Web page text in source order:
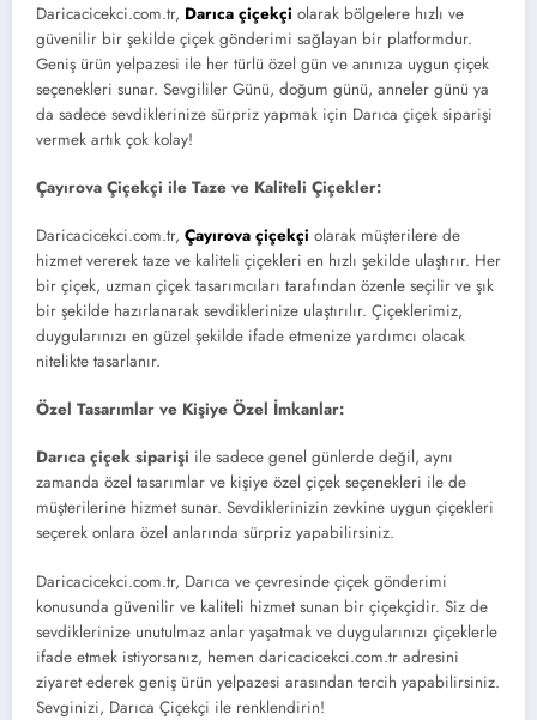
Daricacicekci.com.tr, Darıca çiçekçi olarak bölgelere hızlı ve
güvenilir bir şekilde çiçek gönderimi sağlayan bir platformdur.
Geniş ürün yelpazesi ile her türlü özel gün ve anınıza uygun çiçek
seçenekleri sunar. Sevgililer Günü, doğum günü, anneler günü ya
da sadece sevdiklerinize sürpriz yapmak için Darıca çiçek siparişi
vermek artık çok kolay!
Çayırova Çiçekçi ile Taze ve Kaliteli Çiçekler:
Daricacicekci.com.tr, Çayırova çiçekçi olarak müşterilere de
hizmet vererek taze ve kaliteli çiçekleri en hızlı şekilde ulaştırır. Her
bir çiçek, uzman çiçek tasarımcıları tarafından özenle seçilir ve şık
bir şekilde hazırlanarak sevdiklerinize ulaştırılır. Çiçeklerimiz,
duygularınızı en güzel şekilde ifade etmenize yardımcı olacak
nitelikte tasarlanır.
Özel Tasarımlar ve Kişiye Özel İmkanlar:
Darıca çiçek siparişi ile sadece genel günlerde değil, aynı
zamanda özel tasarımlar ve kişiye özel çiçek seçenekleri ile de
müşterilerine hizmet sunar. Sevdiklerinizin zevkine uygun çiçekleri
seçerek onlara özel anlarında sürpriz yapabilirsiniz.
Daricacicekci.com.tr, Darıca ve çevresinde çiçek gönderimi
konusunda güvenilir ve kaliteli hizmet sunan bir çiçekçidir. Siz de
sevdiklerinize unutulmaz anlar yaşatmak ve duygularınızı çiçeklerle
ifade etmek istiyorsanız, hemen daricacicekci.com.tr adresini
ziyaret ederek geniş ürün yelpazesi arasından tercih yapabilirsiniz.
Sevginizi, Darıca Çiçekçi ile renklendirin!